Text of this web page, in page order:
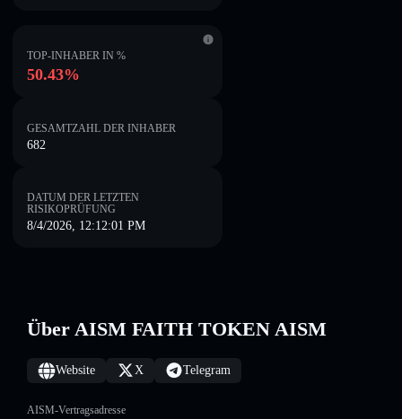
TOP-INHABER IN %
50.43%
GESAMTZAHL DER INHABER
682
DATUM DER LETZTEN
RISIKOPRÜFUNG
8/4/2026, 12:12:01 PM
Über AISM FAITH TOKEN AISM
Website X Telegram
AISM-Vertragsadresse